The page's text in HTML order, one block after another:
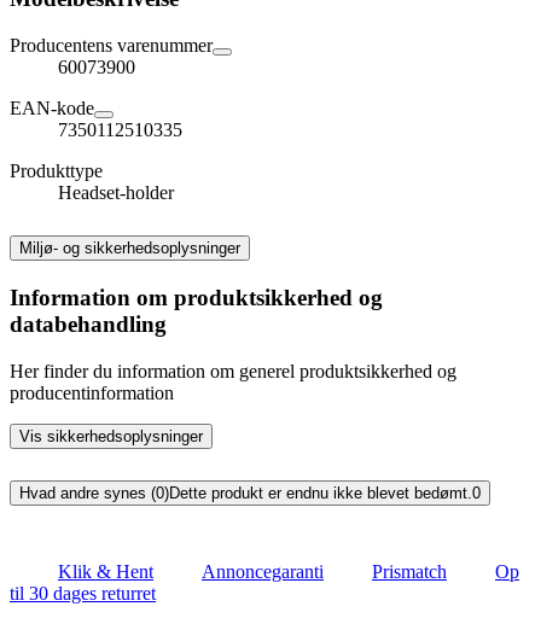
Producentens varenummer
60073900
EAN-kode
7350112510335
Produkttype
Headset-holder
Miljø- og sikkerhedsoplysninger
Information om produktsikkerhed og
databehandling
Her finder du information om generel produktsikkerhed og
producentinformation
Vis sikkerhedsoplysninger
Hvad andre synes (0)Dette produkt er endnu ikke blevet bedømt. 0
Klik & Hent Annoncegaranti Prismatch
Op
til 30 dages returret